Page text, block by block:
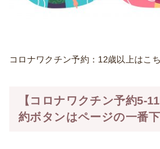
コロナワクチン予約：12歳以上はこ
【コロナワクチン予約
約ボタンはページの一番下